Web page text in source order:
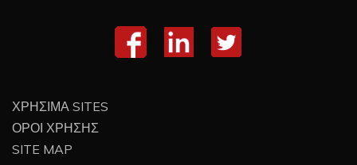
ΧΡΗΣΙΜΑ SITES
ΟΡΟΙ ΧΡΗΣΗΣ
SITE MAP